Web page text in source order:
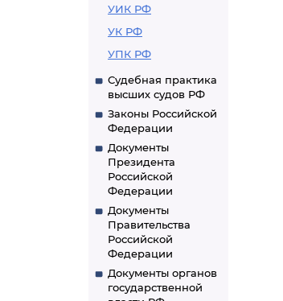
УИК РФ
УК РФ
УПК РФ
Судебная практика
высших судов РФ
Законы Российской
Федерации
Документы
Президента
Российской
Федерации
Документы
Правительства
Российской
Федерации
Документы органов
государственной